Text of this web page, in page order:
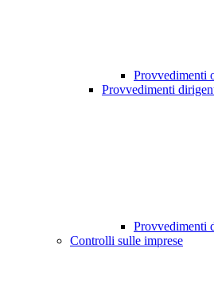
Provvedimenti
Provvedimenti
Provvedimenti
Controlli sulle imprese